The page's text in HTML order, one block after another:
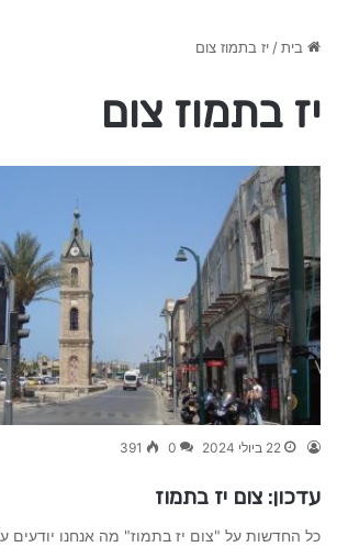
בית/יז בתמוז צום
יז בתמוז צום
22 ביולי 2024 0
391
עדכון: צום יז בתמוז
כל החדשות על "צום יז בתמוז" מה אנחנו יודעים